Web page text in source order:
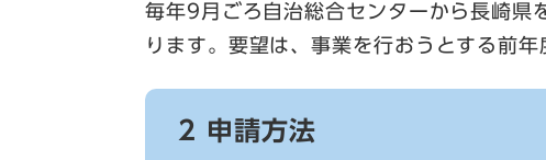
毎年9月ごろ自治総合センターから長崎県
ります。要望は、事業を行おうとする前年
2 申請方法